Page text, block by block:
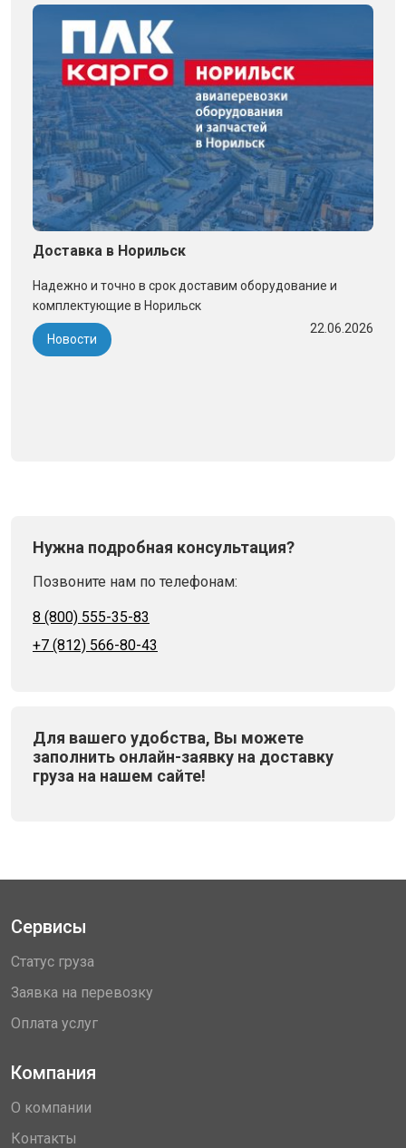
Доставка в Норильск
Надежно и точно в срок доставим оборудование и
комплектующие в Норильск
Новости
22.06.2026
Нужна подробная консультация?
Позвоните нам по телефонам:
8 (800) 555-35-83
+7 (812) 566-80-43
Для вашего удобства, Вы можете
заполнить онлайн-заявку на доставку
груза на нашем сайте!
Сервисы
Статус груза
Заявка на перевозку
Оплата услуг
Компания
О компании
Контакты